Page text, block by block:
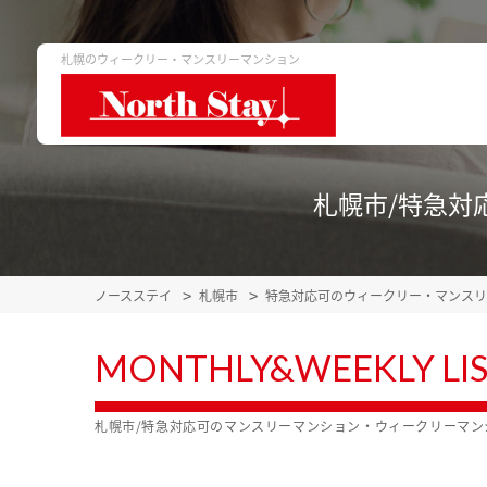
札幌のウィークリー・マンスリーマンション
札幌市/特急対
ノースステイ 札幌市 特急対応可のウィークリー・マンス
MONTHLY&WEEKLY
札幌市/特急対応可のマンスリーマンション・ウィークリーマ